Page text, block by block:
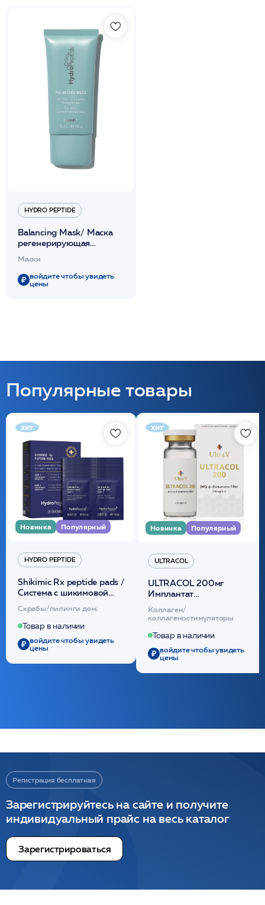
HYDRO PEPTIDE
Balancing Mask/ Маска
регенерирующая
антистрессовая со
стимулирующим и
укрепляющ.действ. 30мл
/HP
Маски
войдите чтобы увидеть
цены
Популярные товары
хит
Новинка Популярный
HYDRO PEPTIDE
Shikimic Rx peptide pads /
Cистема с шикимовой
кислотой обновляющая
(30шт) /HP
Скрабы/пилинги дом.
Товар в наличии
войдите чтобы увидеть
цены
хит
Новинка Популярный
ULTRACOL
ULTRACOL 200мг
Имплантат
внутридермальный,
стерильный на основе
полидиоксанона
/ULTRACOL
Коллаген/
коллагеностимуляторы
Товар в наличии
войдите чтобы увидеть
цены
Регистрация бесплатная
Зарегистрируйтесь на сайте и получите
индивидуальный прайс на весь каталог
Зарегистрироваться